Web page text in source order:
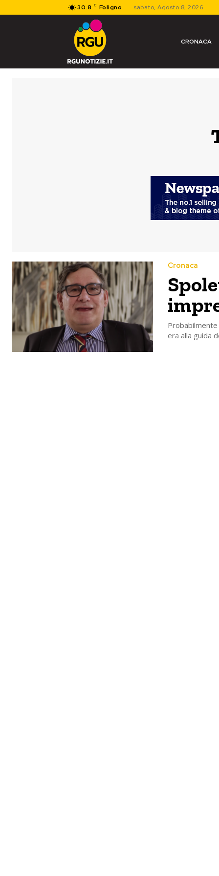
30.8 C Foligno sabato, Agosto 8, 2026
CRONACA
Cronaca
era alla guida